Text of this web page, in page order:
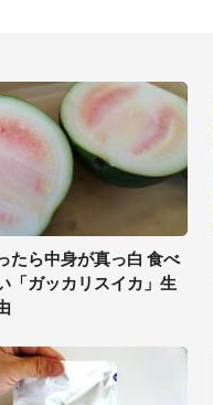
たら中身が真っ白 食べ
「ガッカリスイカ」生